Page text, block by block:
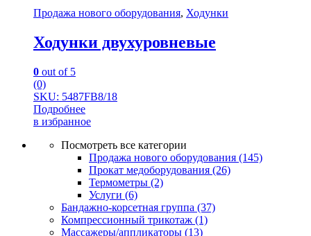
Продажа нового оборудования, Ходунки
Ходунки двухуровневые
0 out of 5
(0)
SKU: 5487FB8/18
Подробнее
в избранное
Посмотреть все категории
Продажа нового оборудования (145)
Прокат медоборудования (26)
Термометры (2)
Услуги (6)
Бандажно-корсетная группа (37)
Компрессионный трикотаж (1)
Массажеры/аппликаторы (13)